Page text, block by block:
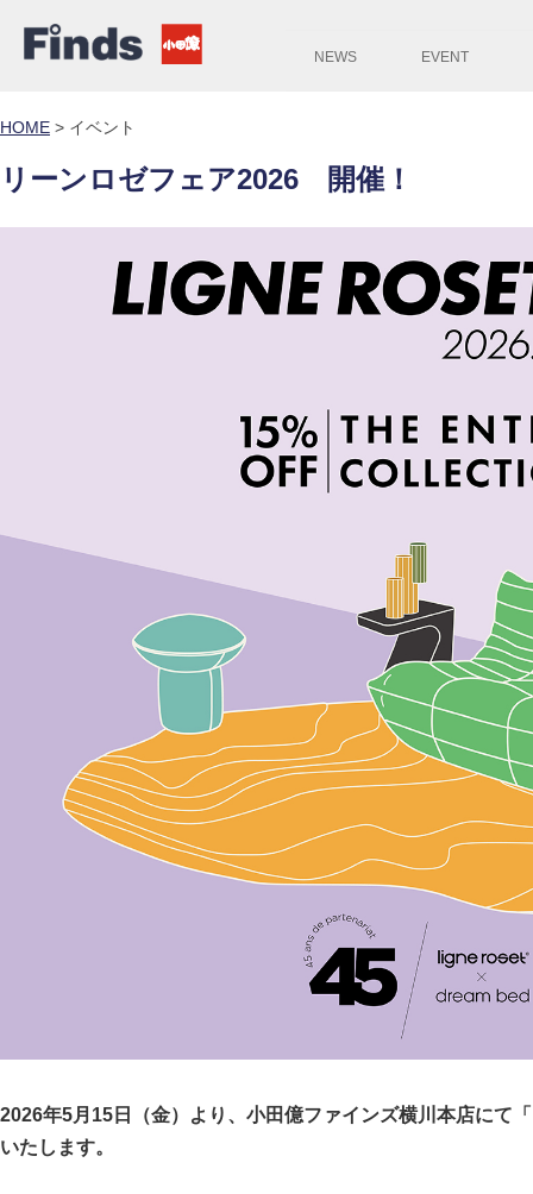
NEWS EVENT
HOME > イベント
リーンロゼフェア2026 開催！
2026年5月15日（金）より、小田億ファインズ横川本店にて
いたします。